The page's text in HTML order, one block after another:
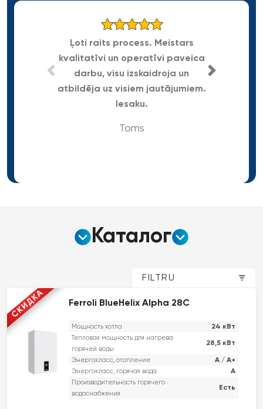
Ļoti raits process. Meistars
kvalitatīvi un operatīvi paveica
darbu, visu izskaidroja un
atbildēja uz visiem jautājumiem.
Iesaku.
Toms
Каталог
FILTRU
Ferroli BlueHelix Alpha 28C
Мощность котла 24 кВт
Тепловая мощность для нагрева
горячей воды
28,5 кВт
Энергокласс, отопление A / A+
Энергокласс, горячая вода A
Производительность горячего
водоснабжения
Есть
СКИДКА